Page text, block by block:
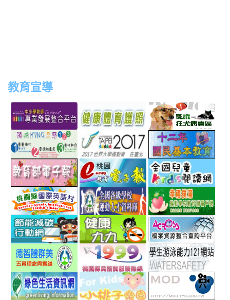
教育宣導
to
http://teachernet.moe.edu.tw/MAIN/index.aspx
link
to
https://airtw.epa.gov.tw/
link
to
http://
link
link
to
http://www.perdc.ntnu.edu.tw/anti-
flu/catalog.php?
MainCatalogID=2
link
http://
link
to
http://epaper.edu.tw/
link
to
http://163.30.192.132/
link
to
http://ev.tyc.edu.tw/
link
to
https://
to
link
to
http://ecolife.epa.gov.tw/cooler/default.aspx
link
to
http://
link
http://arteducation.sce.ntnu.edu.tw/fullfive/
link
to
http://www.tycg.gov.tw/
link
to
link
to